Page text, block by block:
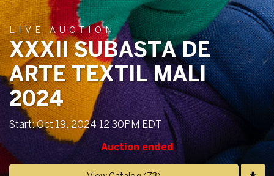
LIVE AUCTION
XXXII SUBASTA DE
ARTE TEXTIL MALI
2024
Start: Oct 19, 2024 12:30PM EDT
Auction ended